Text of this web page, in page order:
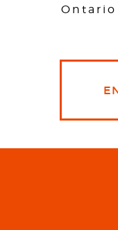
Ontario